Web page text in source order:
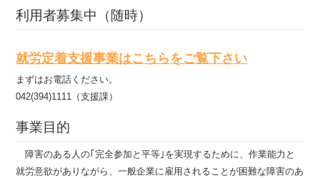
利用者募集中（随時）
就労定着支援事業はこちらをご覧下さい
まずはお電話ください。
042(394)1111（支援課）
事業目的
障害のある人の｢完全参加と平等｣を実現するために、作業能力と
就労意欲がありながら、一般企業に雇用されることが困難な障害のあ